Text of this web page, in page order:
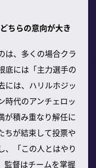
ちらの意向が大き
は、多くの場合クラ
底には「主力選手の
には、ハリルホジッ
時代のアンチェロッ
が積み重なり解任に
ちが結束して投票や
、「この人とはやり
監督はチームを掌握